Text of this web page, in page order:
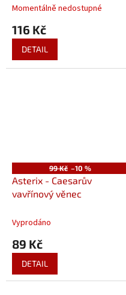
Momentálně nedostupné
116 Kč
DETAIL
99 Kč –10 %
Asterix - Caesarův
vavřínový věnec
Vyprodáno
89 Kč
DETAIL